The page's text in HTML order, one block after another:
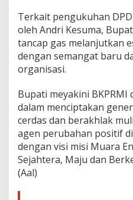
f
A
l
-
Q
a
n
Terkait pengukuhan
oleh Andri Kesuma,
tancap gas melanjutkan
dengan semangat baru
organisasi.
Bupati meyakini
dalam menciptakan
cerdas dan berakhlak
agen perubahan positif
dengan visi misi Muara
Sejahtera, Maju dan
(Aal)